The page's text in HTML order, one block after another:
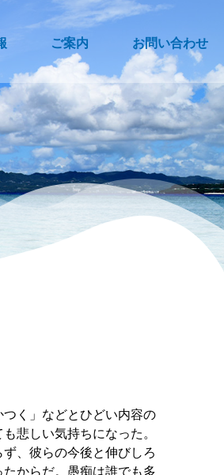
ご案内 お問い合わせ
く」などとひどい内容の
悲しい気持ちになった。
、彼らの今後と伸びしろ
からだ。愚痴は誰でも多